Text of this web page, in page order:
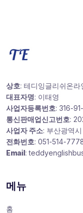
상호: 테디잉글리쉬온라
대표자명: 이태영
사업자등록번호: 316-
통신판매업신고번호:
사업자 주소: 부산광역
전화번호: 051-514-
Email:
메뉴
홈